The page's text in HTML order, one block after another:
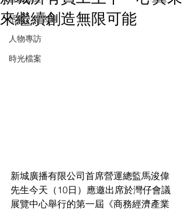
活動・好去處
人物專訪
時光檔案
來繼續創造無限可能
新城廣播有限公司首席營運總監馬浚偉
先生今天（10日）應邀出席於灣仔會議
展覽中心舉行的第一屆《商務經濟產業